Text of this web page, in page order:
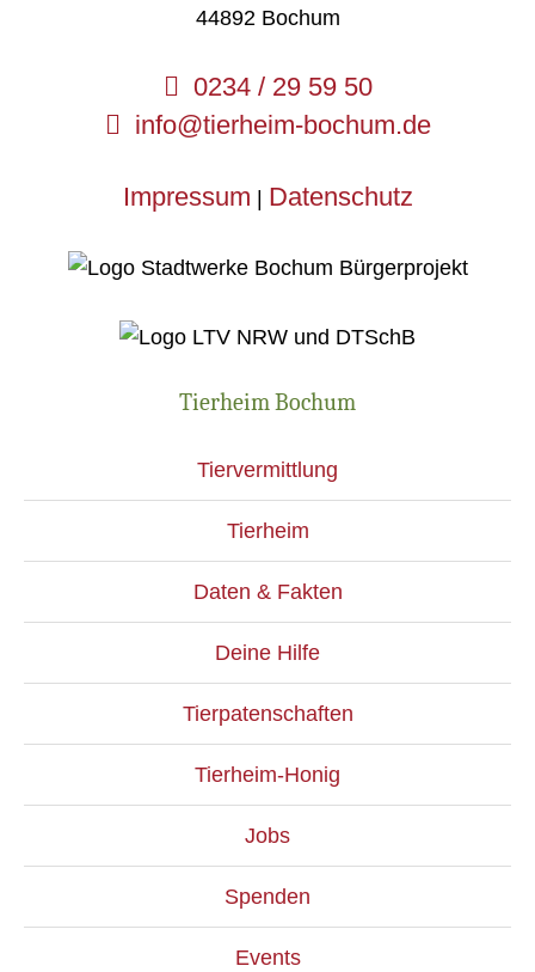
44892 Bochum
0234 / 29 59 50
info@tierheim-bochum.de
Impressum Datenschutz
Tierheim Bochum
Tiervermittlung
Tierheim
Daten & Fakten
Deine Hilfe
Tierpatenschaften
Tierheim-Honig
Jobs
Spenden
Events